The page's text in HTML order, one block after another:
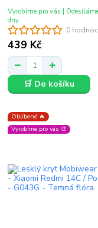
0
439 Kč
Vyrobíme pro vás |
dny
🛒 Do košíku
Oblíbené 🔥
Vyrobíme pro vás 🎨